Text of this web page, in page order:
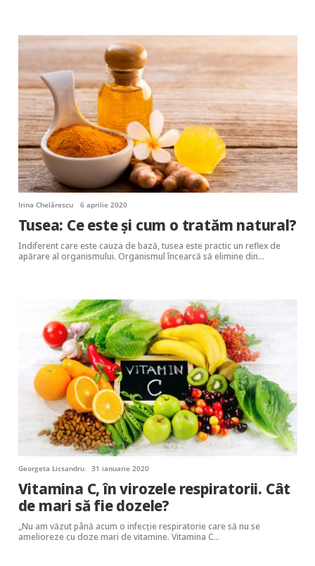
Irina Chelărescu 6 aprilie 2020
Tusea: Ce este și cum o tratăm natural?
Indiferent care este cauza de bază, tusea este practic un reflex de
apărare al organismului. Organismul încearcă să elimine din…
Georgeta Licsandru 31 ianuarie 2020
Vitamina C, în virozele respiratorii. Cât
de mari să fie dozele?
„Nu am văzut până acum o infecție respiratorie care să nu se
amelioreze cu doze mari de vitamine. Vitamina C…